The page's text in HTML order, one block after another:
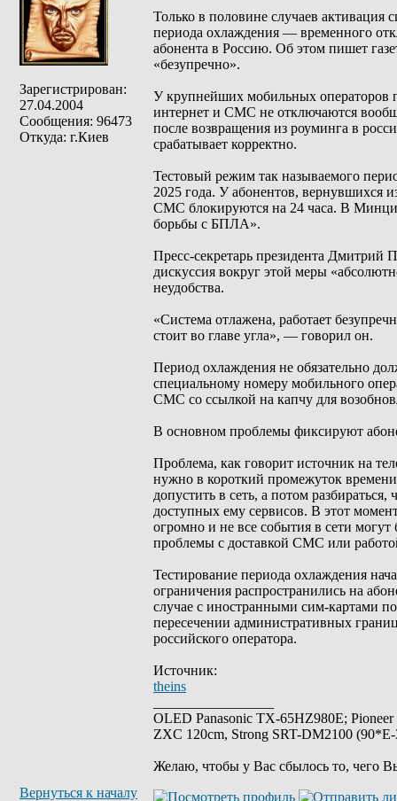
Зарегистрирован:
27.04.2004
Сообщения: 96473
Откуда: г.Киев
Только в половине случаев активация
периода охлаждения — временного
абонента в Россию. Об этом пишет
«безупречно».
У крупнейших мобильных операторов
интернет и СМС не отключаются
после возвращения из роуминга в
срабатывает корректно.
Тестовый режим так называемого
2025 года. У абонентов, вернувшихся
СМС блокируются на 24 часа. В
борьбы с БПЛА».
Пресс-секретарь президента Дмитрий
дискуссия вокруг этой меры
неудобства.
«Система отлажена, работает
стоит во главе угла», — говорил он.
Период охлаждения не обязательно
специальному номеру мобильного
СМС со ссылкой на капчу для
В основном проблемы фиксируют
Проблема, как говорит источник на
нужно в короткий промежуток
допустить в сеть, а потом
доступных ему сервисов. В этот
огромно и не все события в сети
проблемы с доставкой СМС или
Тестирование периода охлаждения
ограничения распространились на
случае с иностранными сим-картами
пересечении административных
российского оператора.
Источник:
theins
OLED Panasonic TX-65HZ980E;
ZXC 120cm, Strong SRT-DM2100
Желаю, чтобы у Вас сбылось то, чего
Вернуться к началу